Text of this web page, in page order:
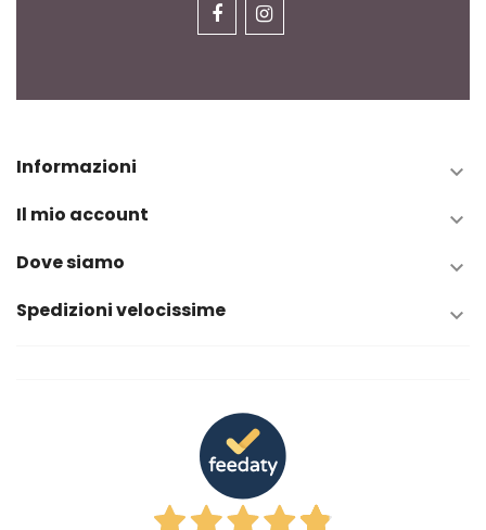
Informazioni 
Il mio account 
Dove siamo 
Spedizioni velocissime 